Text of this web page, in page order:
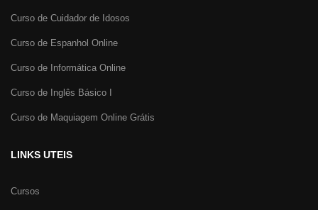
Curso de Cuidador de Idosos
Curso de Espanhol Online
Curso de Informática Online
Curso de Inglês Básico I
Curso de Maquiagem Online Grátis
LINKS UTEIS
Cursos